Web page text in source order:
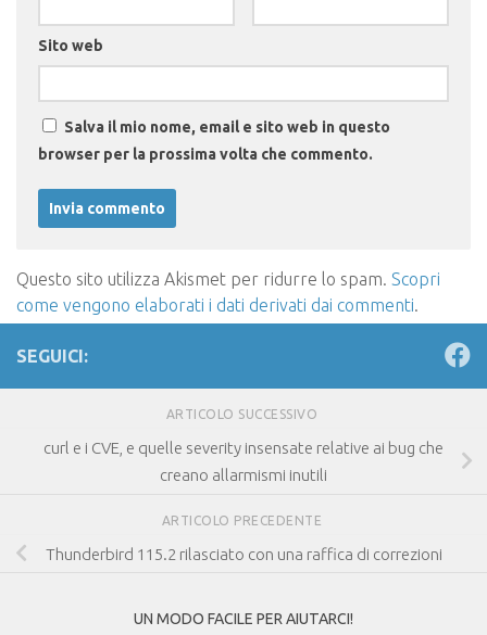
Sito web
Salva il mio nome, email e sito web in questo
browser per la prossima volta che commento.
Questo sito utilizza Akismet per ridurre lo spam. Scopri
come vengono elaborati i dati derivati dai commenti.
SEGUICI:
ARTICOLO SUCCESSIVO
curl e i CVE, e quelle severity insensate relative ai bug che
creano allarmismi inutili
ARTICOLO PRECEDENTE
Thunderbird 115.2 rilasciato con una raffica di correzioni
UN MODO FACILE PER AIUTARCI!